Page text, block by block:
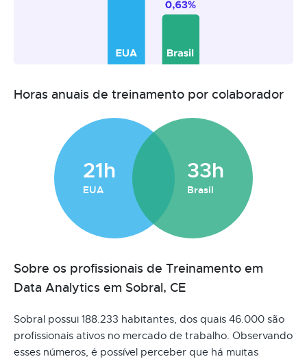
Horas anuais de treinamento por colaborador
21h
EUA
33h
Brasil
Sobre os profissionais de Treinamento em
Data Analytics em Sobral, CE
Sobral possui 188.233 habitantes, dos quais 46.000 são
profissionais ativos no mercado de trabalho. Observando
esses números, é possível perceber que há muitas